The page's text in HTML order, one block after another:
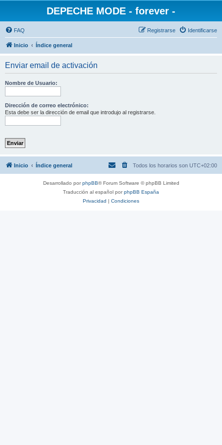
DEPECHE MODE - forever -
FAQ Identificarse
Registrarse
Inicio Índice general
Enviar email de activación
Nombre de Usuario:
Dirección de correo electrónico:
Esta debe ser la dirección de email que introdujo al registrarse.
Inicio Índice general Todos los horarios son UTC+02:00
Desarrollado porphpBB® Forum Software © phpBB Limited
Traducción al español porphpBB España
Privacidad | Condiciones